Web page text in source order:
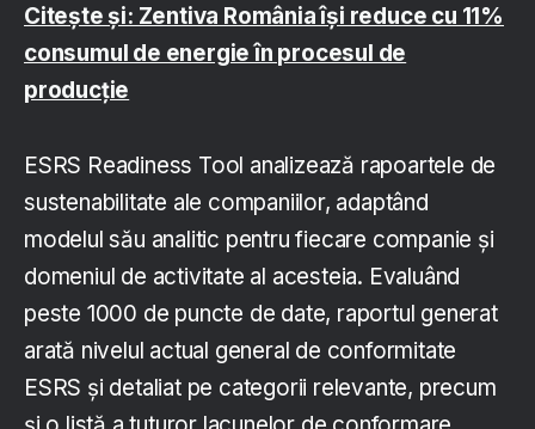
Citește și: Zentiva România își reduce cu 11%
consumul de energie în procesul de
producție
ESRS Readiness Tool analizează rapoartele de
sustenabilitate ale companiilor, adaptând
modelul său analitic pentru fiecare companie și
domeniul de activitate al acesteia. Evaluând
peste 1000 de puncte de date, raportul generat
arată nivelul actual general de conformitate
ESRS și detaliat pe categorii relevante, precum